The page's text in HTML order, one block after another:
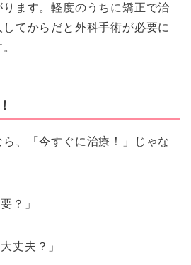
ます。軽度のうちに矯正で治
てからだと外科手術が必要に
、「今すぐに治療！」じゃな
？」
丈夫？」